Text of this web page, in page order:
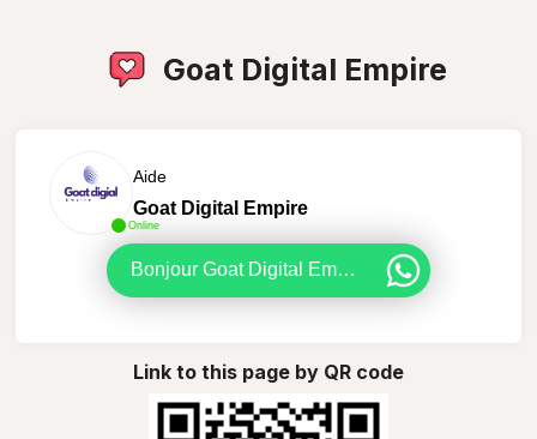
Goat Digital Empire
Online
Aide
Goat Digital Empire
Bonjour Goat Digital Empire ! J'ai besoin d'aide pour pouvoir passer ma commande. Pouvez vous m'aider s'il vous plait ?
Link to this page by QR code